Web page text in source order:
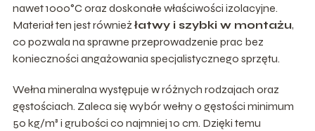
nawet 1000°C oraz doskonałe właściwości izolacyjne.
Materiał ten jest również łatwy i szybki w montażu,
co pozwala na sprawne przeprowadzenie prac bez
konieczności angażowania specjalistycznego sprzętu.
Wełna mineralna występuje w różnych rodzajach oraz
gęstościach. Zaleca się wybór wełny o gęstości minimum
50 kg/m³ i grubości co najmniej 10 cm. Dzięki temu